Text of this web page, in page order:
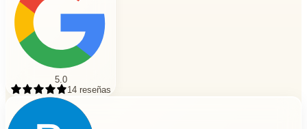
5.0
14 reseñas